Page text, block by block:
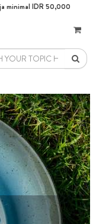
minimal IDR 50,000